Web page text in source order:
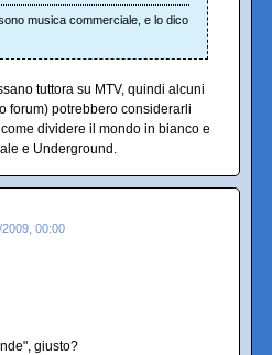
musica commerciale, e lo dico
tuttora su MTV, quindi alcuni
forum) potrebbero considerarli
dividere il mondo in bianco e
e Underground.
2009, 00:00
giusto?